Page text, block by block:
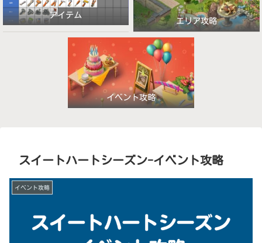
アイテム
エリア攻略
イベント攻略
スイートハートシーズン-イベント攻略
イベント攻略